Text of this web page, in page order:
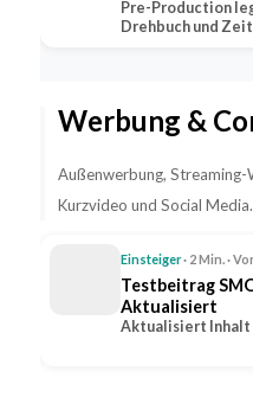
Pre-Production
Drehbuch und
Werbung &
Außenwerbung,
Kurzvideo und Social Media.
Einsteiger· 2 Min. ·
Testbeitrag
Aktualisiert
Aktualisiert